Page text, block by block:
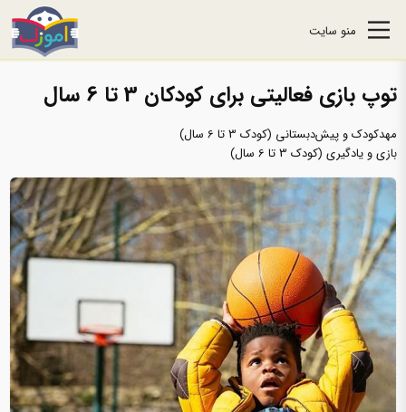
منو سایت
توپ بازی فعالیتی برای کودکان 3 تا 6 سال
مهدکودک و پیش‌دبستانی (کودک 3 تا 6 سال)
بازی و یادگیری (کودک 3 تا 6 سال)